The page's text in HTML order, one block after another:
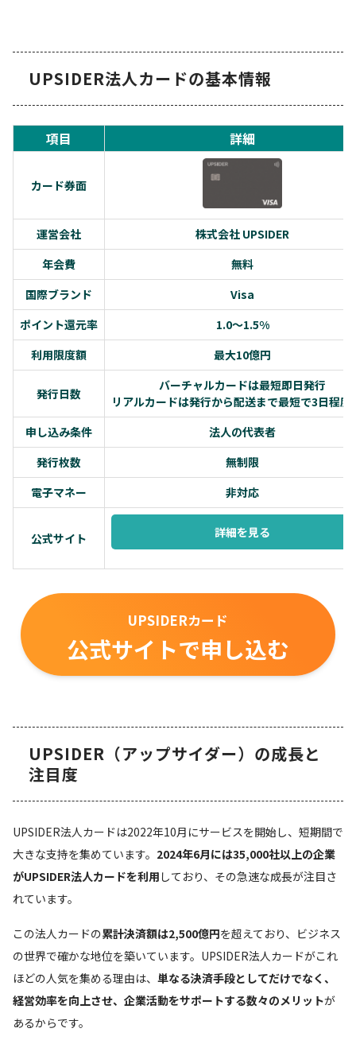
UPSIDER法人カードの基本情報
項目 詳細
カード券面
運営会社
株式会社 UPSIDER
年会費
無料
国際ブランド
Visa
ポイント還元率
1.0～1.5%
利用限度額
最大10億円
発行日数
バーチャルカードは最短即日発行
リアルカードは発行から配送まで最短で3日程度
申し込み条件
法人の代表者
発行枚数
無制限
電子マネー
非対応
公式サイト 詳細を見る
UPSIDERカード
公式サイトで申し込む
UPSIDER（アップサイダー）の成長と
注目度
UPSIDER法人カードは2022年10月にサービスを開始し、短期間で
大きな支持を集めています。 2024年6月には35,000社以上の企業
がUPSIDER法人カードを利用 しており、その急速な成長が注目さ
れています。
この法人カードの累計決済額は2,500億円を超えており、ビジネス
の世界で確かな地位を築いています。UPSIDER法人カードがこれ
ほどの人気を集める理由は、 単なる決済手段としてだけでなく、
経営効率を向上させ、企業活動をサポートする数々のメリットが
あるからです。